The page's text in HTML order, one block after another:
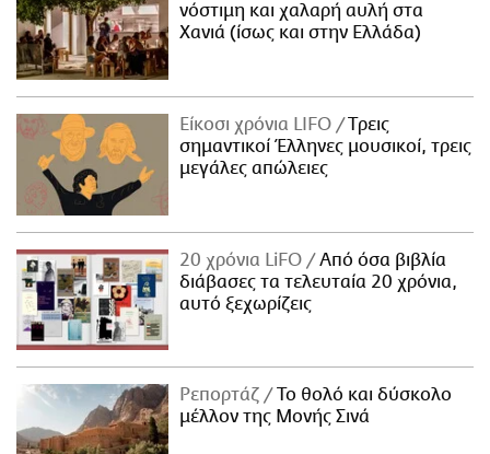
νόστιμη και χαλαρή αυλή στα
Χανιά (ίσως και στην Ελλάδα)
Είκοσι χρόνια LIFO
Tρεις
σημαντικοί Έλληνες μουσικοί, τρεις
μεγάλες απώλειες
20 χρόνια LiFO
Από όσα βιβλία
διάβασες τα τελευταία 20 χρόνια,
αυτό ξεχωρίζεις
Ρεπορτάζ
Το θολό και δύσκολο
μέλλον της Μονής Σινά